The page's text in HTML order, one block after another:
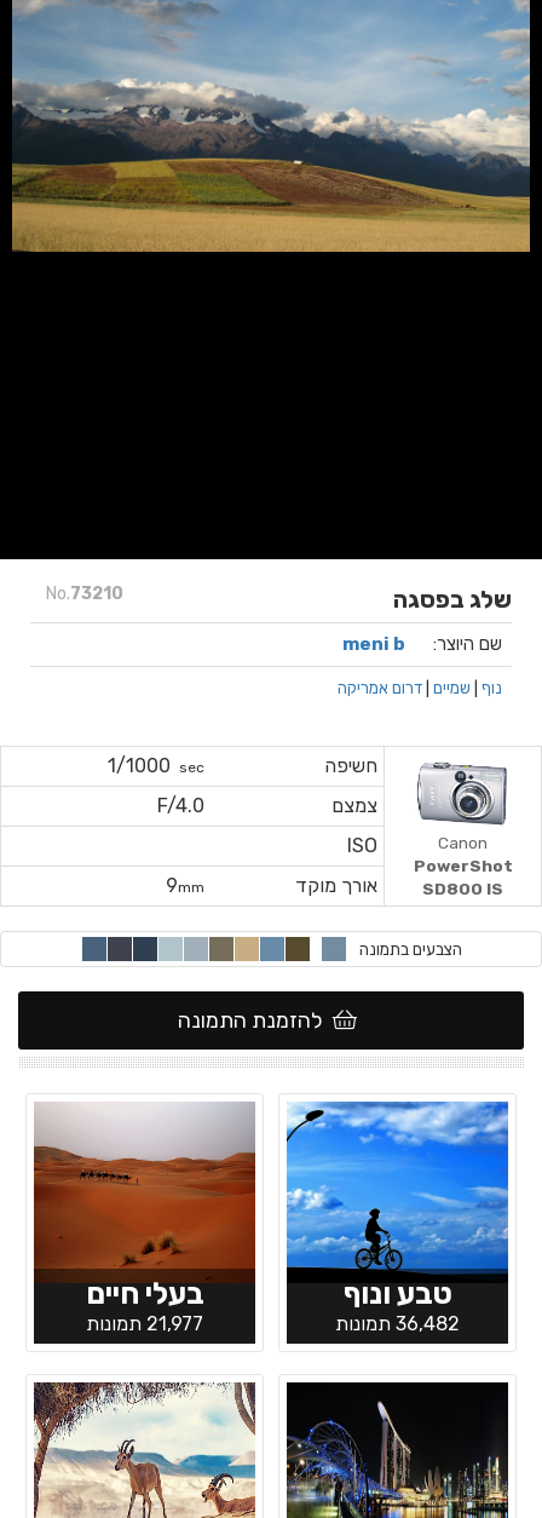
No.73210 שלג בפסגה
שם היוצר: meni b
נוף שמיים דרום אמריקה
חשיפה sec
1/1000
צמצם
F/4.0
ISO
אורך מוקד
9mm
Canon
PowerShot
SD800 IS
הצבעים בתמונה
להזמנת התמונה
טבע ונוף
36,482 תמונות
בעלי חיים
21,977 תמונות